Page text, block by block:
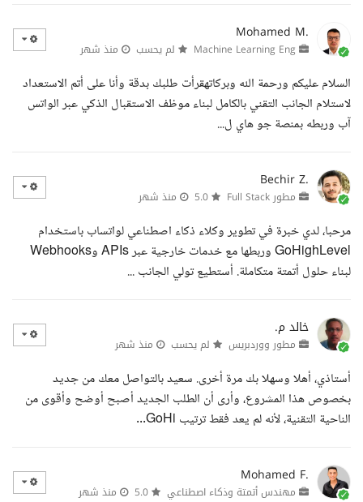
Mohamed M.
لم يحسب منذ شهر
السلام عليكم ورحمة الله وبركاتهقرأت طلبك بدقة وأنا على أتم الاستعداد
لاستلام الجانب التقني بالكامل لبناء موظف الاستقبال الذكي عبر الواتس
آب وربطه بمنصة جو هاي ل...
Bechir Z.
مطور Full Stack منذ شهر
مرحبا، لدي خبرة في تطوير وكلاء ذكاء اصطناعي لواتساب باستخدام
GoHighLevel وربطها مع خدمات خارجية عبر APIs وWebhooks
لبناء حلول أتمتة متكاملة. أستطيع تولي الجانب ...
خالد م.
مطور ووردبريس لم يحسب منذ شهر
أستاذي، أهلا وسهلا بك مرة أخرى. سعيد بالتواصل معك من جديد
بخصوص هذا المشروع، وأرى أن الطلب الجديد أصبح أوضح وأقوى من
الناحية التقنية، لأنه لم يعد فقط ترتيب GoHi...
Mohamed F.
مهندس أتمتة وذكاء اصطناعي منذ شهر